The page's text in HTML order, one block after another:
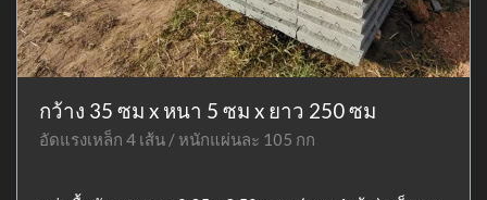
กว้าง 35 ซม x หนา 5 ซม x ยาว 250 ซม
อัดแรงเหล็ก 4 เส้น / หนักแผ่นละ 105 กก